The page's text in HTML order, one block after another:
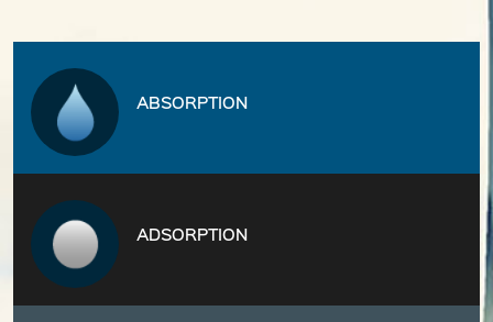
ABSORPTION
ADSORPTION